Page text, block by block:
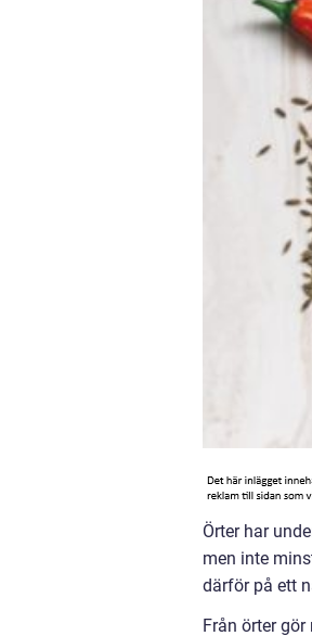
Örter har
men inte
därför på ett
Från örter